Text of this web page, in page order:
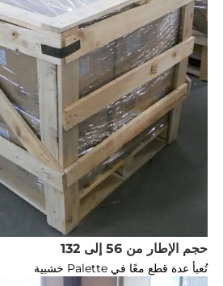
حجم الإطار من 56 إلى 132
تُعبأ عدة قطع معًا في Palette خشبية